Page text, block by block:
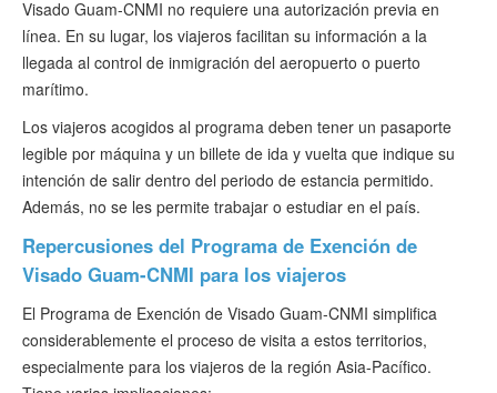
Visado Guam-CNMI no requiere una autorización previa en
línea. En su lugar, los viajeros facilitan su información a la
llegada al control de inmigración del aeropuerto o puerto
marítimo.
Los viajeros acogidos al programa deben tener un pasaporte
legible por máquina y un billete de ida y vuelta que indique su
intención de salir dentro del periodo de estancia permitido.
Además, no se les permite trabajar o estudiar en el país.
Repercusiones del Programa de Exención de
Visado Guam-CNMI para los viajeros
El Programa de Exención de Visado Guam-CNMI simplifica
considerablemente el proceso de visita a estos territorios,
especialmente para los viajeros de la región Asia-Pacífico.